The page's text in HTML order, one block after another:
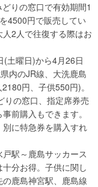
りの窓口で有効期間1
4500円で販売してい
2人で往復する際はお
土曜日)から4月26日
内のJR線、大洗鹿島
円、子供550円)。
りの窓口、指定席券売
前購入もできます。
に特急券を購入すれ
駅～鹿島サッカース
分お得。子供に関し
鹿島神宮駅、鹿島線